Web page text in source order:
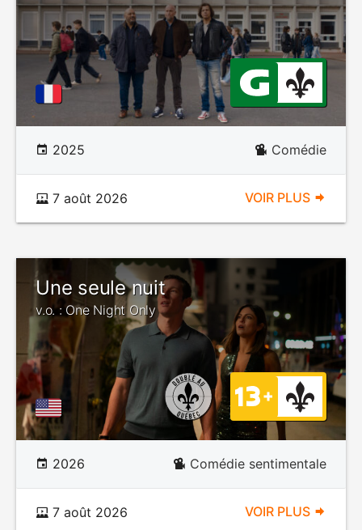
2025 Comédie
7 août 2026 VOIR PLUS
Une seule nuit
v.o. : One Night Only
2026 Comédie sentimentale
7 août 2026 VOIR PLUS